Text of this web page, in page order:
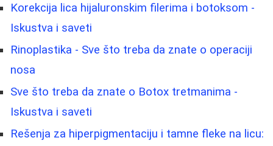
Korekcija lica hijaluronskim filerima i botoksom -
Iskustva i saveti
Rinoplastika - Sve što treba da znate o operaciji
nosa
Sve što treba da znate o Botox tretmanima -
Iskustva i saveti
Rešenja za hiperpigmentaciju i tamne fleke na licu: